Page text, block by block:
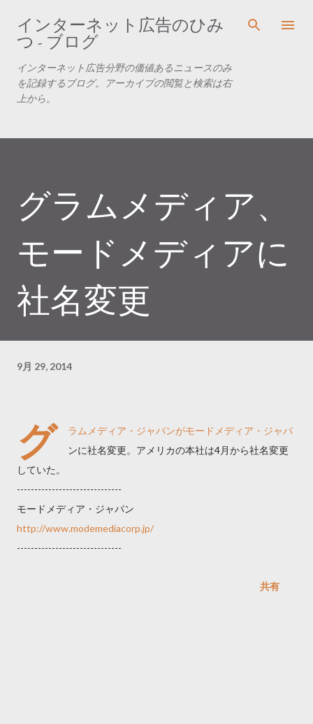
スキップしてメイン コンテンツに移動
インターネット広告のひみ
つ - ブログ
インターネット広告分野の価値あるニュースのみ
を記録するブログ。アーカイブの閲覧と検索は右
上から。
グラムメディア、
モードメディアに
社名変更
9月 29, 2014
グ
ラムメディア・ジャパンがモードメディア・ジャパ
ンに社名変更。アメリカの本社は4月から社名変更
していた。
------------------------------
モードメディア・ジャパン
http://www.modemediacorp.jp/
------------------------------
共有